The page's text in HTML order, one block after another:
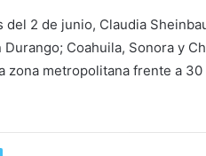
del 2 de junio, Claudia
Coahuila, Sonora y
metropolitana frente a